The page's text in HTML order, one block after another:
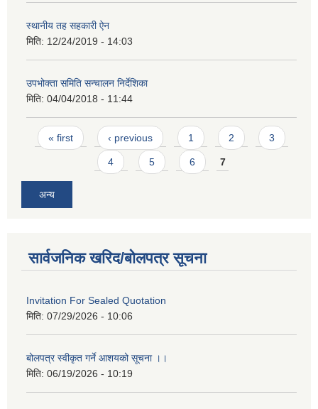
स्थानीय तह सहकारी ऐन
मिति: 12/24/2019 - 14:03
उपभोक्ता समिति सन्चालन निर्देशिका
मिति: 04/04/2018 - 11:44
Pages
« first ‹ previous 1 2 3
4 5 6 7
अन्य
सार्वजनिक खरिद/बोलपत्र सूचना
Invitation For Sealed Quotation
मिति: 07/29/2026 - 10:06
बोलपत्र स्वीकृत गर्ने आशयको सूचना ।।
मिति: 06/19/2026 - 10:19